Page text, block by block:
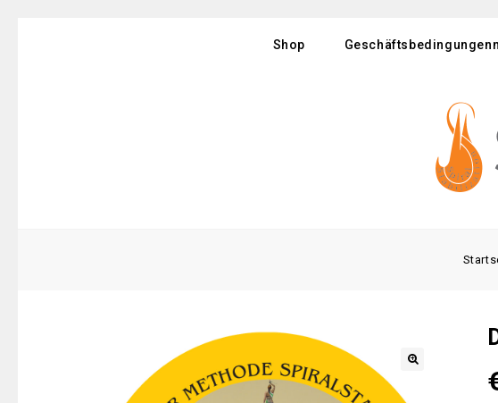
Shop Geschäftsbedingungenn